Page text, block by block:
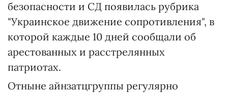
безопасности и СД появилась рубрика
"Украинское движение сопротивления", в
которой каждые 10 дней сообщали об
арестованных и расстрелянных
патриотах.
Отныне айнзатцгруппы регулярно